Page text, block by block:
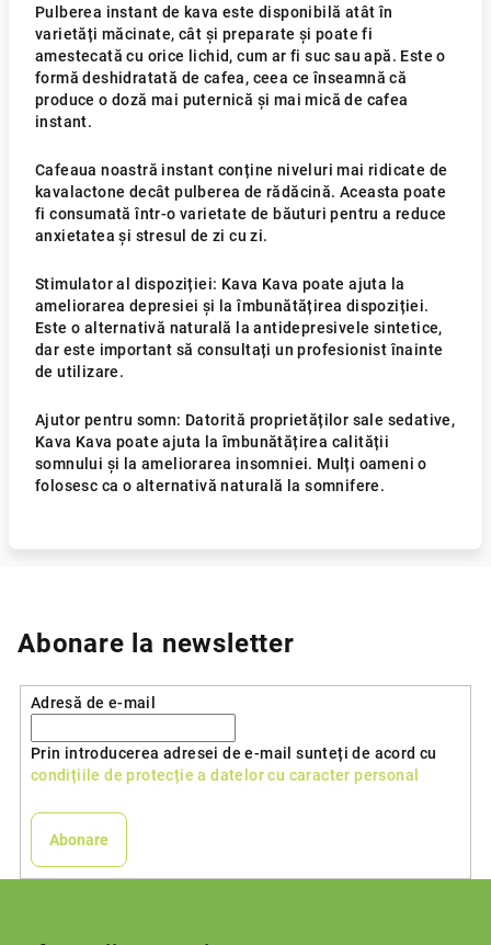
Pulberea instant de kava este disponibilă atât în
varietăți măcinate, cât și preparate și poate fi
amestecată cu orice lichid, cum ar fi suc sau apă. Este o
formă deshidratată de cafea, ceea ce înseamnă că
produce o doză mai puternică și mai mică de cafea
instant.
Cafeaua noastră instant conține niveluri mai ridicate de
kavalactone decât pulberea de rădăcină. Aceasta poate
fi consumată într-o varietate de băuturi pentru a reduce
anxietatea și stresul de zi cu zi.
Stimulator al dispoziției: Kava Kava poate ajuta la
ameliorarea depresiei și la îmbunătățirea dispoziției.
Este o alternativă naturală la antidepresivele sintetice,
dar este important să consultați un profesionist înainte
de utilizare.
Ajutor pentru somn: Datorită proprietăților sale sedative,
Kava Kava poate ajuta la îmbunătățirea calității
somnului și la ameliorarea insomniei. Mulți oameni o
folosesc ca o alternativă naturală la somnifere.
Abonare la newsletter
Adresă de e-mail
Prin introducerea adresei de e-mail sunteți de acord cu
condițiile de protecție a datelor cu caracter personal
Abonare